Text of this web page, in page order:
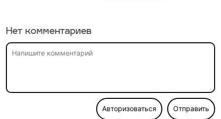
Нет комментариев
Авторизоваться Отправить